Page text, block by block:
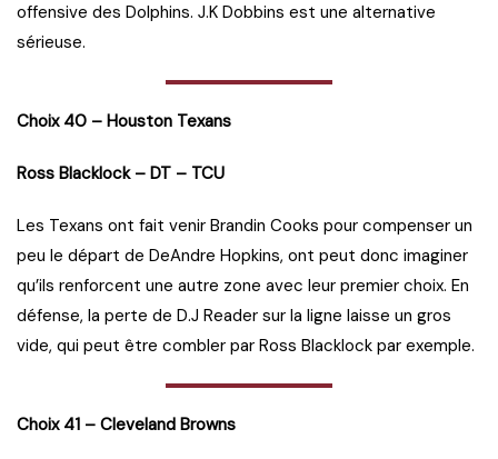
offensive des Dolphins. J.K Dobbins est une alternative
sérieuse.
Choix 40 – Houston Texans
Ross Blacklock – DT – TCU
Les Texans ont fait venir Brandin Cooks pour compenser un
peu le départ de DeAndre Hopkins, ont peut donc imaginer
qu’ils renforcent une autre zone avec leur premier choix. En
défense, la perte de D.J Reader sur la ligne laisse un gros
vide, qui peut être combler par Ross Blacklock par exemple.
Choix 41 – Cleveland Browns